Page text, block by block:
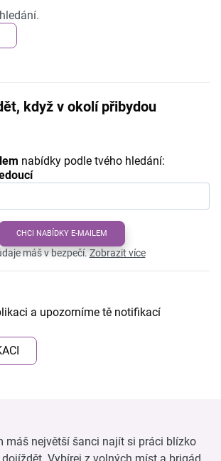
když v okolí přibydou
nabídky podle tvého hledání:
CHCI NABÍDKY E-MAILEM
máš v bezpečí.Zobrazit více
a upozorníme tě notifikací
máš největší šanci najít si práci blízko
Vybírej z volných míst a brigád